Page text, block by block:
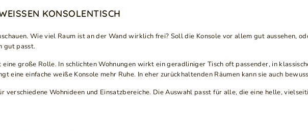
KONSOLENTISCH
Wie viel Raum ist an der Wand wirklich frei? Soll die Konsole vor allem gut aussehen,
gut passt.
große Rolle. In schlichten Wohnungen wirkt ein geradliniger Tisch oft passender, in
eine einfache weiße Konsole mehr Ruhe. In eher zurückhaltenden Räumen kann sie auch
verschiedene Wohnideen und Einsatzbereiche. Die Auswahl passt für alle, die eine helle,